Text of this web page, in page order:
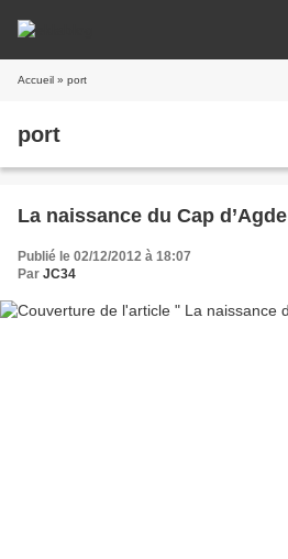
Accueil » port
port
La naissance du Cap d’Agde
Publié le 02/12/2012 à 18:07
Par JC34